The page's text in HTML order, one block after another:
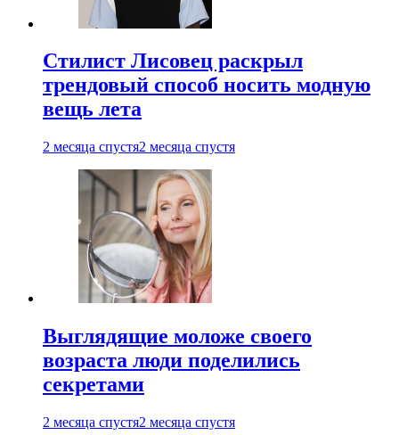
Стилист Лисовец раскрыл
трендовый способ носить модную
вещь лета
2 месяца спустя2 месяца спустя
Выглядящие моложе своего
возраста люди поделились
секретами
2 месяца спустя2 месяца спустя